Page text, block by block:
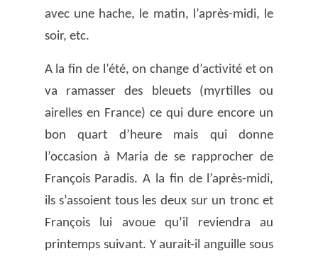
avec une hache, le matin, l’après-midi, le
soir, etc.
A la fin de l’été, on change d’activité et on
va ramasser des bleuets (myrtilles ou
airelles en France) ce qui dure encore un
bon quart d’heure mais qui donne
l’occasion à Maria de se rapprocher de
François Paradis. A la fin de l’après-midi,
ils s’assoient tous les deux sur un tronc et
François lui avoue qu’il reviendra au
printemps suivant. Y aurait-il anguille sous